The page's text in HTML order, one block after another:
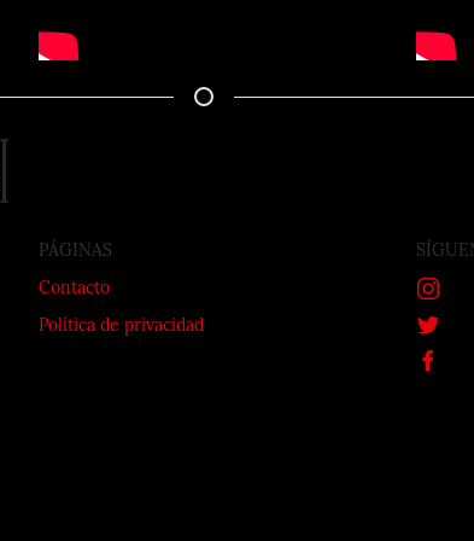
PÁGINAS
Contacto
Política de privacidad